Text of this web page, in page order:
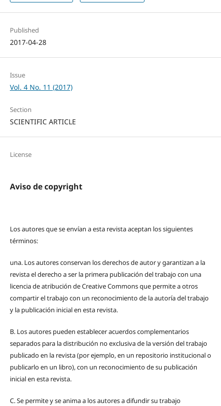
Published
2017-04-28
Issue
Vol. 4 No. 11 (2017)
Section
SCIENTIFIC ARTICLE
License
Aviso de copyright
Los autores que se envían a esta revista aceptan los siguientes
términos:
una. Los autores conservan los derechos de autor y garantizan a la
revista el derecho a ser la primera publicación del trabajo con una
licencia de atribución de Creative Commons que permite a otros
compartir el trabajo con un reconocimiento de la autoría del trabajo
y la publicación inicial en esta revista.
B. Los autores pueden establecer acuerdos complementarios
separados para la distribución no exclusiva de la versión del trabajo
publicado en la revista (por ejemplo, en un repositorio institucional o
publicarlo en un libro), con un reconocimiento de su publicación
inicial en esta revista.
C.Se permite y se anima a los autores a difundir su trabajo